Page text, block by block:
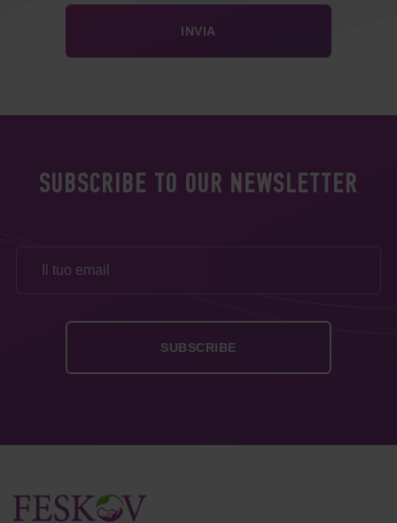
SUBSCRIBE TO OUR NEWSLETTER